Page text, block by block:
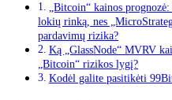
„Bitcoin“ kainos
lokių rinką, nes
pardavimų rizika?
Ką „GlassNode“ MVRV
„Bitcoin“ rizikos lygį?
Kodėl galite pasitikėti